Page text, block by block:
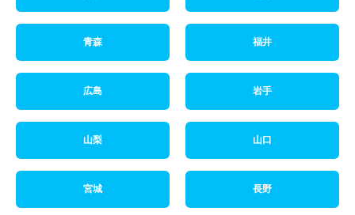
青森 福井
広島 岩手
山梨 山口
宮城 長野